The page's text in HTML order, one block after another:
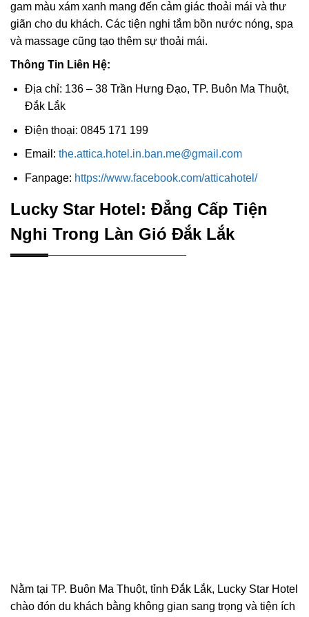
gam màu xám xanh mang đến cảm giác thoải mái và thư
giãn cho du khách. Các tiện nghi tắm bồn nước nóng, spa
và massage cũng tạo thêm sự thoải mái.
Thông Tin Liên Hệ:
Địa chỉ: 136 – 38 Trần Hưng Đạo, TP. Buôn Ma Thuột,
Đắk Lắk
Điện thoại: 0845 171 199
Email: the.attica.hotel.in.ban.me@gmail.com
Fanpage: https://www.facebook.com/atticahotel/
Lucky Star Hotel: Đẳng Cấp Tiện
Nghi Trong Làn Gió Đắk Lắk
Nằm tại TP. Buôn Ma Thuột, tỉnh Đắk Lắk, Lucky Star Hotel
chào đón du khách bằng không gian sang trọng và tiện ích